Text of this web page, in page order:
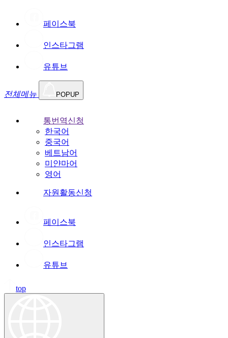
페이스북
인스타그램
유튜브
전체메뉴 POPUP
통번역신청
한국어
중국어
베트남어
미얀마어
영어
자원활동신청
페이스북
인스타그램
유튜브
top